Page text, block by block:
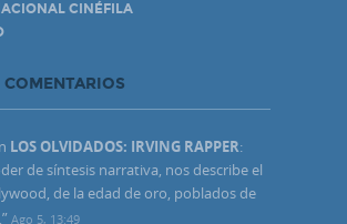
CINÉFILA
LOS OLVIDADOS: IRVING RAPPER:
de síntesis narrativa, nos describe el
de la edad de oro, poblados de
” Ago 5, 13:49